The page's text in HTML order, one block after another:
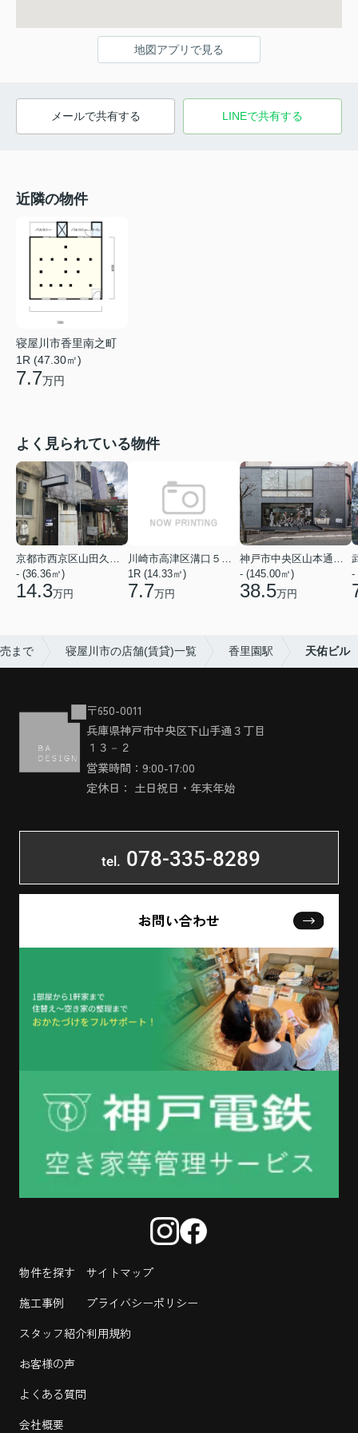
地図アプリで見る
メールで共有する LINEで共有する
近隣の物件
寝屋川市香里南之町
1R (47.30㎡)
7.7万円
よく見られている物件
- (36.36㎡)
14.3万円
1R (14.33㎡)
7.7万円
- (145.00㎡)
38.5万円
-
まで 寝屋川市の店舗(賃貸)一覧 香里園駅 天佑ビル
〒650-0011
兵庫県神戸市中央区下山手通３丁目
１３－２
営業時間：9:00-17:00
定休日： 土日祝日・年末年始
tel. 078-335-8289
お問い合わせ
物件を探す
施工事例
スタッフ紹介
お客様の声
よくある質問
会社概要
サイトマップ
プライバシーポリシー
利用規約